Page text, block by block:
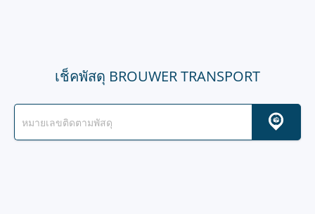
เช็คพัสดุ BROUWER TRANSPORT